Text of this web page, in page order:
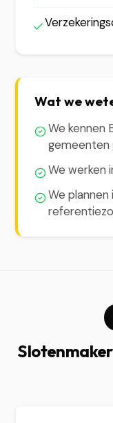
Wat we
We kennen
gemeenten
We werken
We